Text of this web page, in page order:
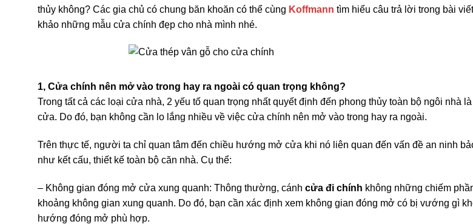
thủy không? Các gia chủ có chung băn khoăn có thể cùng Koffmann tìm hiểu câu trả lời trong bài
khảo những mẫu cửa chính đẹp cho nhà mình nhé.
1, Cửa chính nên mở vào trong hay ra ngoài có quan trọng không?
Trong tất cả các loại cửa nhà, 2 yếu tố quan trọng nhất quyết định đến phong thủy toàn bộ ngôi nhà
cửa. Do đó, bạn không cần lo lắng nhiều về việc cửa chính nên mở vào trong hay ra ngoài.
Trên thực tế, người ta chỉ quan tâm đến chiều hướng mở cửa khi nó liên quan đến vấn đề an ninh
như kết cấu, thiết kế toàn bộ căn nhà. Cụ thể:
– Không gian đóng mở cửa xung quanh: Thông thường, cánh cửa đi chính không những chiếm
khoảng không gian xung quanh. Do đó, bạn cần xác định xem không gian đóng mở có bị vướng gì
hướng đóng mở phù hợp.